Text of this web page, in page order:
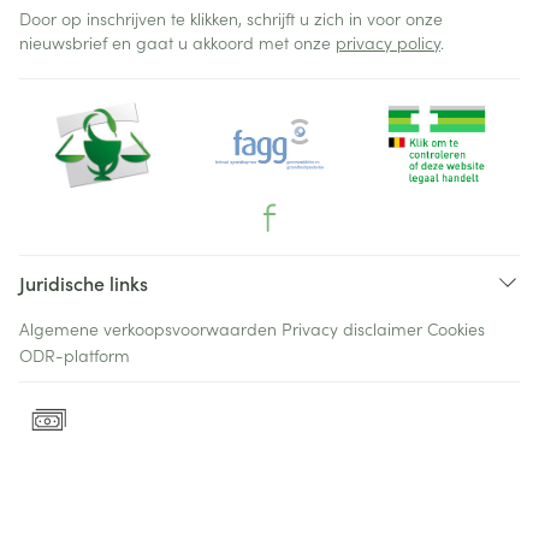
Door op inschrijven te klikken, schrijft u zich in voor onze
nieuwsbrief en gaat u akkoord met onze privacy policy.
Juridische links
Algemene verkoopsvoorwaarden Privacy disclaimer Cookies
ODR-platform